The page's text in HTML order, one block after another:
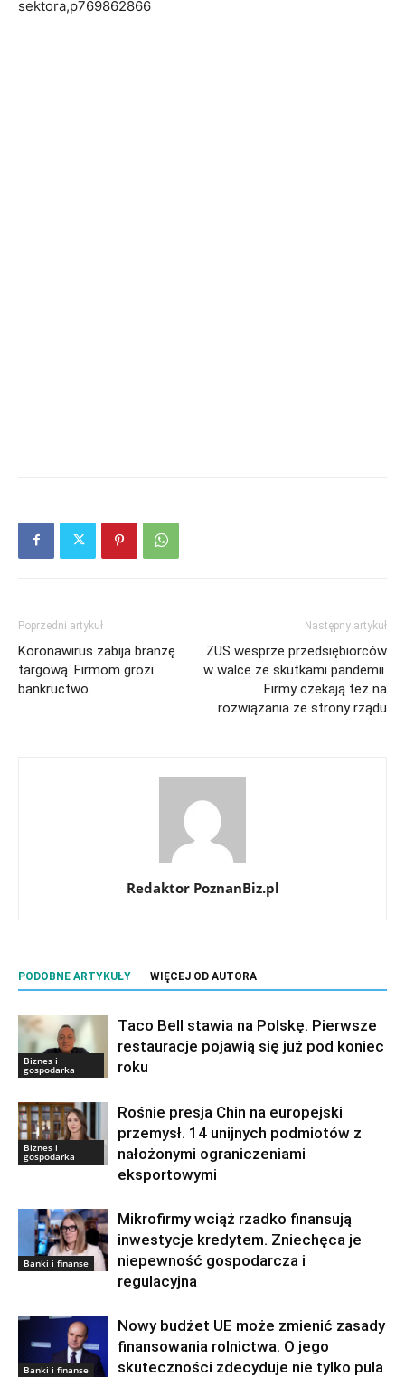
sektora,p769862866
Poprzedni artykuł
Koronawirus zabija branżę
targową. Firmom grozi
bankructwo
Następny artykuł
ZUS wesprze przedsiębiorców
w walce ze skutkami pandemii.
Firmy czekają też na
rozwiązania ze strony rządu
Redaktor PoznanBiz.pl
PODOBNE ARTYKUŁY WIĘCEJ OD AUTORA
Biznes i
gospodarka
Taco Bell stawia na Polskę. Pierwsze
restauracje pojawią się już pod koniec
roku
Biznes i
gospodarka
Rośnie presja Chin na europejski
przemysł. 14 unijnych podmiotów z
nałożonymi ograniczeniami
eksportowymi
Banki i finanse
Mikrofirmy wciąż rzadko finansują
inwestycje kredytem. Zniechęca je
niepewność gospodarcza i
regulacyjna
Banki i finanse
Nowy budżet UE może zmienić zasady
finansowania rolnictwa. O jego
skuteczności zdecyduje nie tylko pula